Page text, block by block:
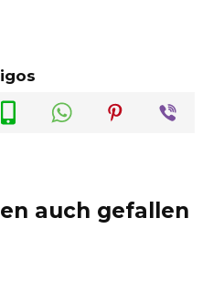
auch gefallen